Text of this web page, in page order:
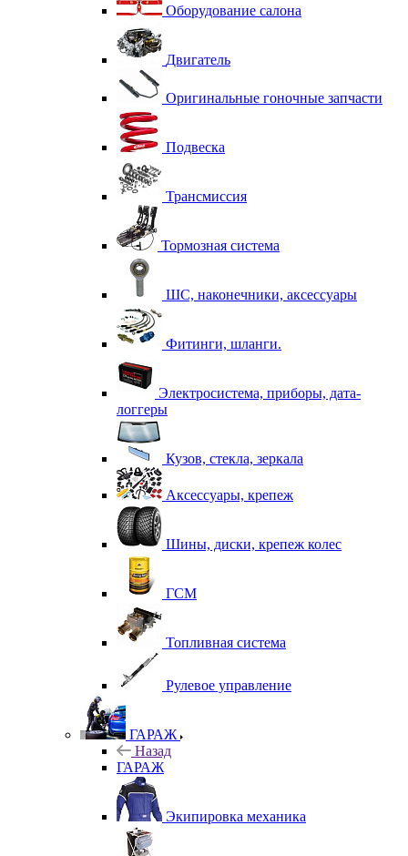
Оборудование салона
Двигатель
Оригинальные гоночные запчасти
Подвеска
Трансмиссия
Тормозная система
ШС, наконечники, аксессуары
Фитинги, шланги.
Электросистема, приборы, дата-
логгеры
Кузов, стекла, зеркала
Аксессуары, крепеж
Шины, диски, крепеж колес
ГСМ
Топливная система
Рулевое управление
ГАРАЖ
Назад
ГАРАЖ
Экипировка механика